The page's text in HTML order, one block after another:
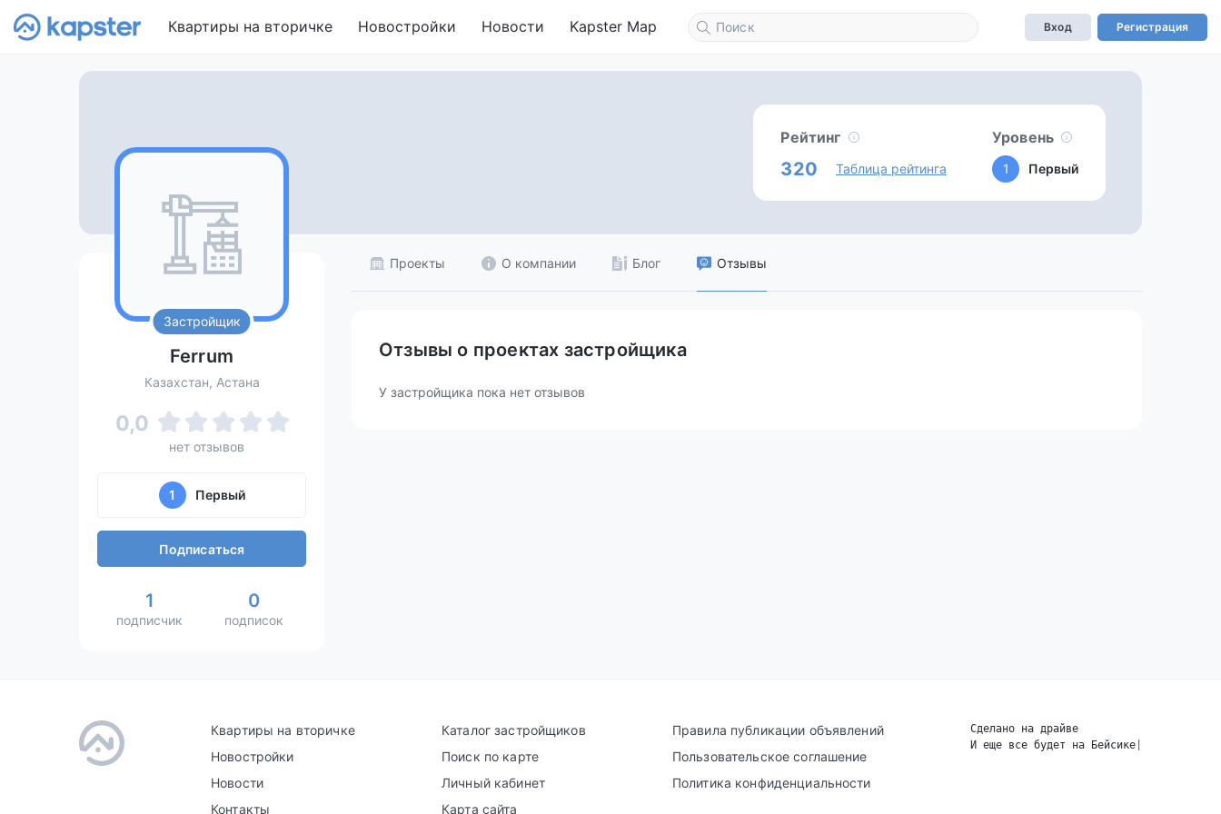
Квартиры на вторичке Новостройки Новости Kapster Map Вход Регистрация
Рейтинг
320 Таблица рейтинга
Уровень
1 Первый
Застройщик
Ferrum
Казахстан, Астана
0,0
нет отзывов
1 Первый
Подписаться
1
подписчик
0
подписок
Проекты О компании Блог Отзывы
Отзывы о проектах застройщика
У застройщика пока нет отзывов
Квартиры на вторичке
Новостройки
Новости
Контакты
Каталог застройщиков
Поиск по карте
Личный кабинет
Карта сайта
Правила публикации объявлений
Пользовательское соглашение
Политика конфиденциальности
Сделано на драйве
И еще все будет на Бейсике